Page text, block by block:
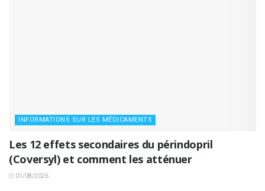
INFORMATIONS SUR LES MÉDICAMENTS
Les 12 effets secondaires du périndopril
(Coversyl) et comment les atténuer
01/08/2026